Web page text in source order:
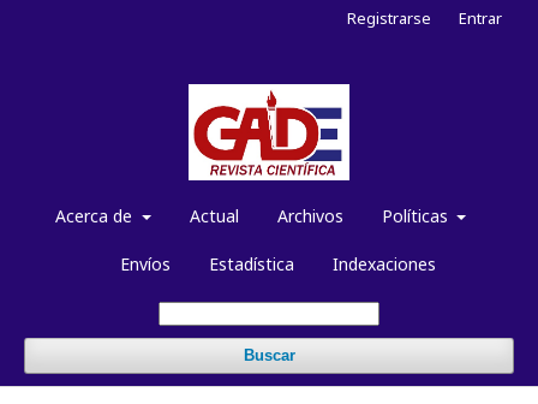
Acerca de Actual Archivos Políticas
Envíos Estadística Indexaciones
Buscar
Registrarse Entrar